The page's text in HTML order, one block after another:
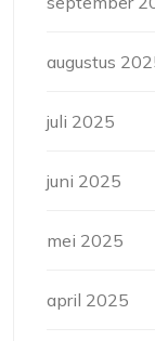
augustus
juli 2025
juni 2025
mei 2025
april 2025